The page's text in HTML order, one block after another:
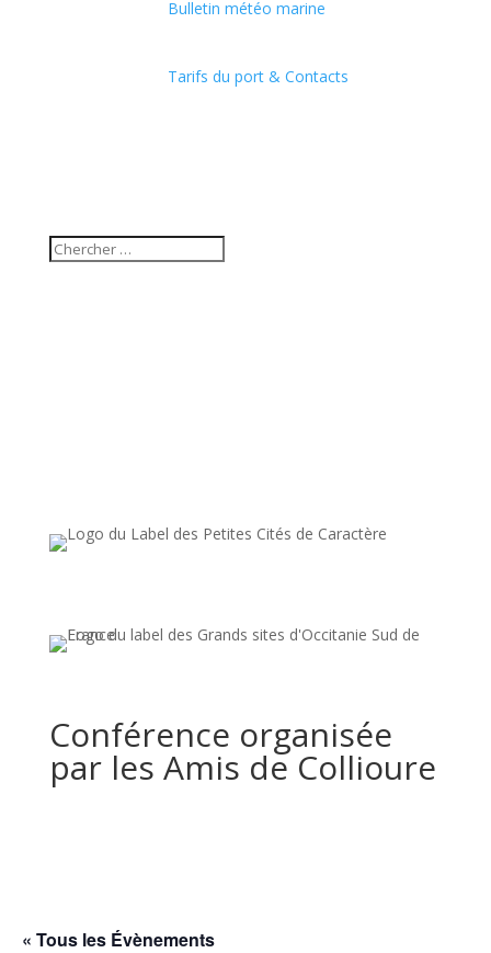
Bulletin météo marine
Tarifs du port & Contacts
Conférence organisée
par les Amis de Collioure
« Tous les Évènements